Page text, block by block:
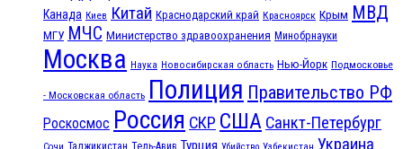
Канада Киев Китай Краснодарский край Красноярск Крым МВД
МГУ МЧС Министерство здравоохранения Минобрнауки
Москва Наука Новосибирская область Нью-Йорк Подмосковье
- Московская область Полиция Правительство РФ
Роскосмос Россия СКР США Санкт-Петербург
Сочи Таджикистан Тель-Авив Турция Убийство Узбекистан Украина